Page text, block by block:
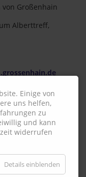
Großenhain
Alberttreff,
mit
Einige von
uns helfen,
zu
und kann
widerrufen
Details einblenden